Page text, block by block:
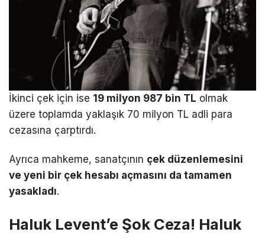
İkinci çek için ise 19 milyon 987 bin TL olmak
üzere toplamda yaklaşık 70 milyon TL adli para
cezasına çarptırdı.
Ayrıca mahkeme, sanatçının çek düzenlemesini
ve yeni bir çek hesabı açmasını da tamamen
yasakladı.
Haluk Levent’e Şok Ceza! Haluk